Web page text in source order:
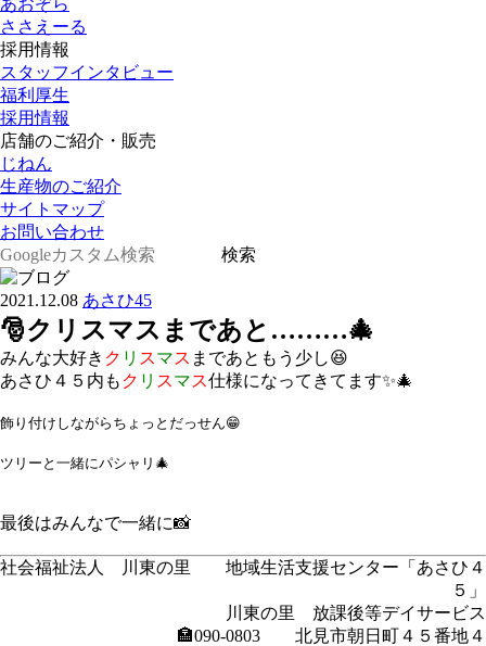
あおぞら
ささえーる
採用情報
スタッフインタビュー
福利厚生
採用情報
店舗のご紹介・販売
じねん
生産物のご紹介
サイトマップ
お問い合わせ
2021.12.08 あさひ45
🎅クリスマスまであと………🎄
みんな大好き ク リ スマス まであともう少し😆
あさひ４５内も ク リ スマス仕様になってきてます✨🎄
飾り付けしながらちょっとだっせん😁
ツリーと一緒にパシャリ🎄
最後はみんなで一緒に📸
社会福祉法人 川東の里 地域生活支援センター「あさひ４
５」
川東の里 放課後等デイサービス
🏣090-0803 北見市朝日町４５番地４